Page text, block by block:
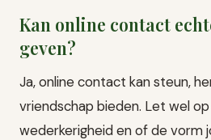
Kan online contact
geven?
Ja, online contact kan steun,
vriendschap bieden. Let wel
wederkerigheid en of de vorm